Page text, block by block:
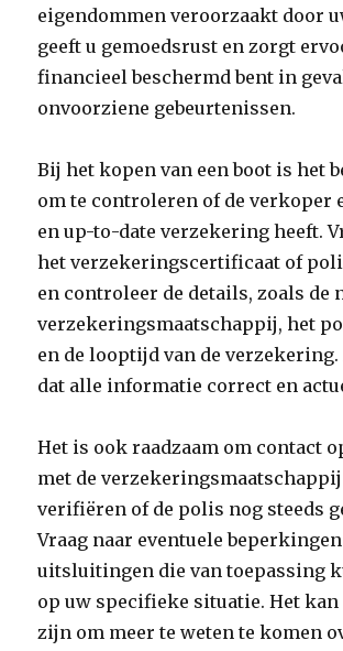
eigendommen veroorzaakt door
geeft u gemoedsrust en zorgt
financieel beschermd bent in
onvoorziene gebeurtenissen.
Bij het kopen van een boot is het
om te controleren of de verkoper
en up-to-date verzekering heeft.
het verzekeringscertificaat of
en controleer de details, zoals de
verzekeringsmaatschappij, het
en de looptijd van de
dat alle informatie correct en
Het is ook raadzaam om contact
met de
verifiëren of de polis nog steeds
Vraag naar eventuele
uitsluitingen die van toepassing
op uw specifieke situatie. Het
zijn om meer te weten te komen